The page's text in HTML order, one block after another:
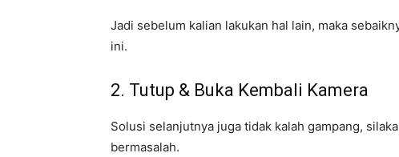
Jadi sebelum kalian lakukan hal lain, maka
ini.
2. Tutup & Buka Kembali Kamera
Solusi selanjutnya juga tidak kalah gampang,
bermasalah.